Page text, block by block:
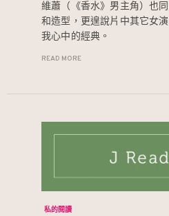
維蕭（《香水》男主角）也
和造型，更遑說片中其它女
我心中的經典。
READ MORE
私的閱讀